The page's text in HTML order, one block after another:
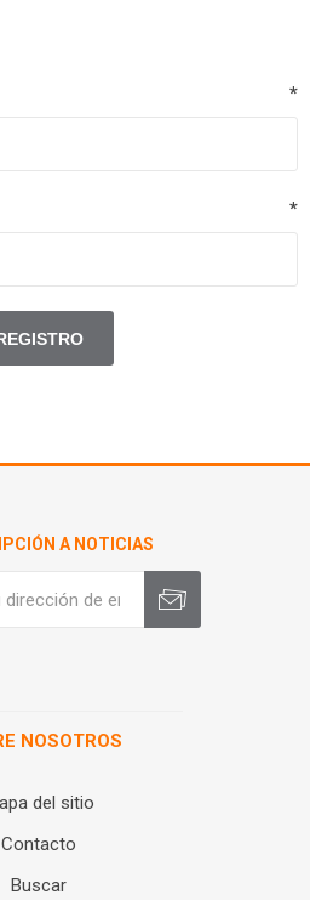
*
*
A NOTICIAS
NOSOTROS
del sitio
Contacto
Buscar